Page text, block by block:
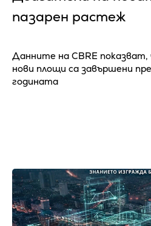
пазарен растеж
Данните на CBRE
нови площи са завършени
годината